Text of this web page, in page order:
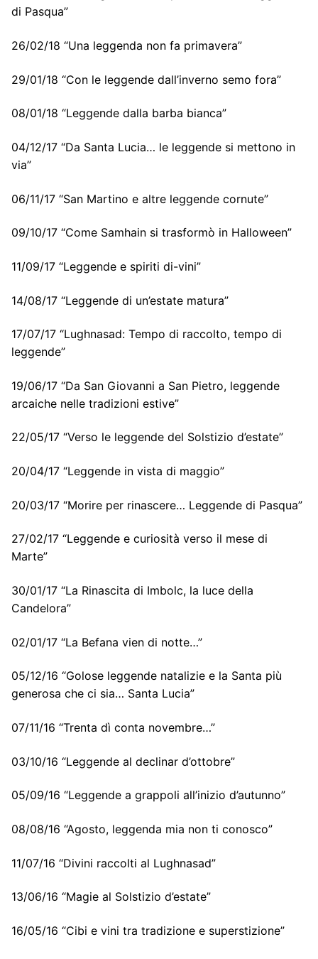
di Pasqua”
26/02/18 “Una leggenda non fa primavera”
29/01/18 “Con le leggende dall’inverno semo fora”
08/01/18 “Leggende dalla barba bianca”
04/12/17 “Da Santa Lucia… le leggende si mettono in
via”
06/11/17 “San Martino e altre leggende cornute”
09/10/17 “Come Samhain si trasformò in Halloween”
11/09/17 “Leggende e spiriti di-vini”
14/08/17 “Leggende di un’estate matura”
17/07/17 “Lughnasad: Tempo di raccolto, tempo di
leggende”
19/06/17 “Da San Giovanni a San Pietro, leggende
arcaiche nelle tradizioni estive”
22/05/17 “Verso le leggende del Solstizio d’estate”
20/04/17 “Leggende in vista di maggio”
20/03/17 “Morire per rinascere… Leggende di Pasqua”
27/02/17 “Leggende e curiosità verso il mese di
Marte”
30/01/17 “La Rinascita di Imbolc, la luce della
Candelora”
02/01/17 “La Befana vien di notte…”
05/12/16 “Golose leggende natalizie e la Santa più
generosa che ci sia… Santa Lucia”
07/11/16 “Trenta dì conta novembre…”
03/10/16 “Leggende al declinar d’ottobre”
05/09/16 “Leggende a grappoli all’inizio d’autunno”
08/08/16 “Agosto, leggenda mia non ti conosco”
11/07/16 “Divini raccolti al Lughnasad”
13/06/16 “Magie al Solstizio d’estate”
16/05/16 “Cibi e vini tra tradizione e superstizione”